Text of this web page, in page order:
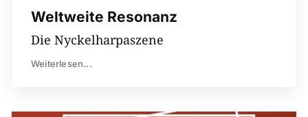
Weltweite Resonanz
Die Nyckelharpaszene
Weiterlesen...